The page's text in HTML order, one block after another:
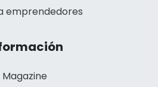
emprendedores
Magazine